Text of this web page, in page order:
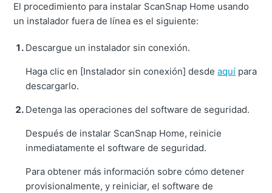
El procedimiento para instalar ScanSnap Home usando
un instalador fuera de línea es el siguiente:
Descargue un instalador sin conexión.
Haga clic en [Instalador sin conexión] desdeaquí para
descargarlo.
Detenga las operaciones del software de seguridad.
Después de instalar ScanSnap Home, reinicie
inmediatamente el software de seguridad.
Para obtener más información sobre cómo detener
provisionalmente, y reiniciar, el software de